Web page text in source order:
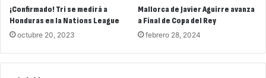
¡Confirmado! Tri se medirá a
Honduras en la Nations League
octubre 20, 2023
Mallorca de Javier Aguirre avanza
a Final de Copa del Rey
febrero 28, 2024